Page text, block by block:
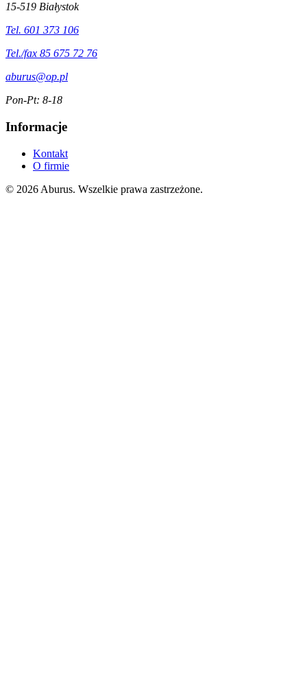
15-519 Białystok
Tel. 601 373 106
Tel./fax 85 675 72 76
aburus@op.pl
Pon-Pt: 8-18
Informacje
Kontakt
O firmie
© 2026 Aburus. Wszelkie prawa zastrzeżone.